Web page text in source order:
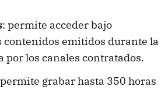
: permite acceder bajo
contenidos emitidos durante la
por los canales contratados.
grabar hasta 350 horas